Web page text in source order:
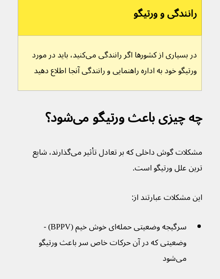
رانندگی و ورتیگو
در بسیاری از کشورها اگر رانندگی می‌کنید، باید در مورد
ورتیگو خود به اداره راهنمایی و رانندگی آنجا اطلاع دهید
چه چیزی باعث ورتیگو می‌شود؟
مشکلات گوش داخلی که بر تعادل تأثیر می‌‌گذارند، شایع
ترین علل ورتیگو است.
این مشکلات عبارتند از:
سرگیجه وضعیتی حمله‌ای خوش خیم (BPPV) -
وضعیتی که در آن حرکات خاص سر باعث ورتیگو
می‌شود